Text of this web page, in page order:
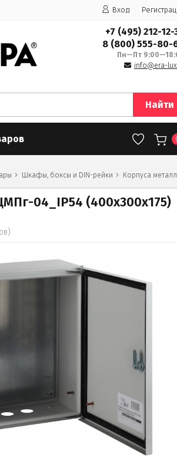
Вход
+7 (495) 212-12-
8 (800) 555-80-
Пн—Пт
info@era-
Найти
Шкафы, боксы и DIN-рейки Корпуса
04_IP54 (400х300х175)